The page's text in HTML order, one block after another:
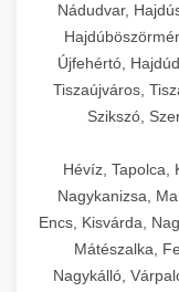
Nádudvar,
Újfehértó,
Tiszaújváros,
Szikszó,
Hévíz, Tapolca,
Nagykanizsa,
Encs, Kisvárda,
Mátészalka,
Nagykálló,